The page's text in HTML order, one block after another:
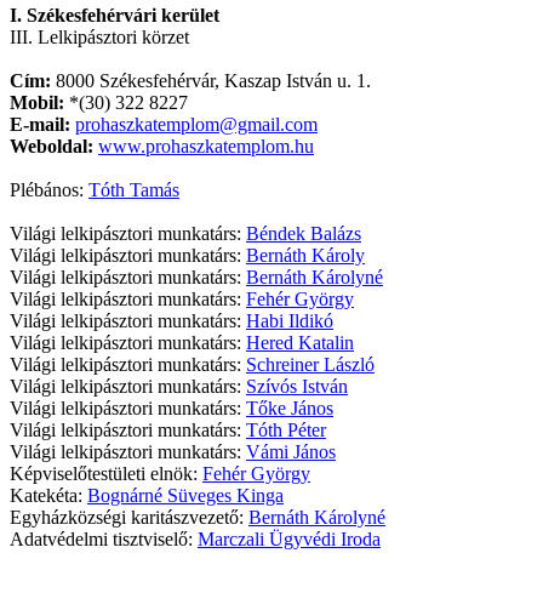
I. Székesfehérvári kerület
III. Lelkipásztori körzet
Cím: 8000 Székesfehérvár, Kaszap István u. 1.
Mobil: *(30) 322 8227
E-mail: prohaszkatemplom@gmail.com
Weboldal: www.prohaszkatemplom.hu
Plébános: Tóth Tamás
Világi lelkipásztori munkatárs: Béndek Balázs
Világi lelkipásztori munkatárs: Bernáth Károly
Világi lelkipásztori munkatárs: Bernáth Károlyné
Világi lelkipásztori munkatárs: Fehér György
Világi lelkipásztori munkatárs: Habi Ildikó
Világi lelkipásztori munkatárs: Hered Katalin
Világi lelkipásztori munkatárs: Schreiner László
Világi lelkipásztori munkatárs: Szívós István
Világi lelkipásztori munkatárs: Tőke János
Világi lelkipásztori munkatárs: Tóth Péter
Világi lelkipásztori munkatárs: Vámi János
Képviselőtestületi elnök: Fehér György
Katekéta: Bognárné Süveges Kinga
Egyházközségi karitászvezető: Bernáth Károlyné
Adatvédelmi tisztviselő: Marczali Ügyvédi Iroda